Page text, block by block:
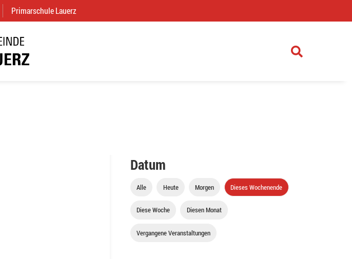
(External Link)
Primarschule Lauerz
Datum
Alle Heute Morgen Dieses Wochenende
Diese Woche Diesen Monat
Vergangene Veranstaltungen